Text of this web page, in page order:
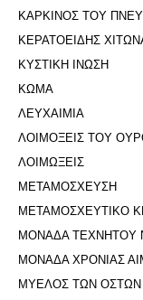
ΚΑΡΚΙΝΟΣ ΤΟΥ
ΚΕΡΑΤΟΕΙΔΗΣ
ΚΥΣΤΙΚΗ ΙΝΩΣΗ
ΚΩΜΑ
ΛΕΥΧΑΙΜΙΑ
ΛΟΙΜΟΞΕΙΣ ΤΟΥ
ΛΟΙΜΩΞΕΙΣ
ΜΕΤΑΜΟΣΧΕΥΣΗ
ΜΕΤΑΜΟΣΧΕΥΤΙΚΟ
ΜΟΝΑΔΑ ΤΕΧΝΗΤΟΥ
ΜΟΝΑΔΑ ΧΡΟΝΙΑΣ
ΜΥΕΛΟΣ ΤΩΝ ΟΣΤΩΝ